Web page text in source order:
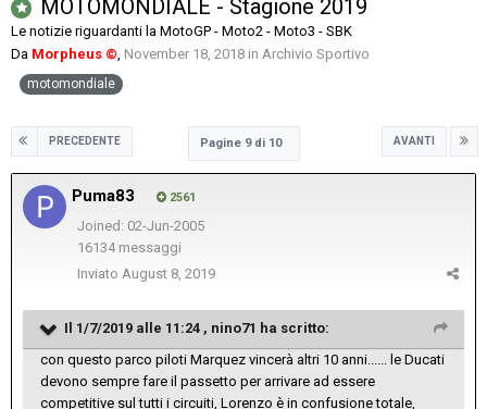
MOTOMONDIALE - Stagione 2019
Le notizie riguardanti la MotoGP - Moto2 - Moto3 - SBK
Da Morpheus ©, November 18, 2018 in Archivio Sportivo
motomondiale
PRECEDENTE AVANTI
Pagine 9 di 10
Puma83 2561
Joined: 02-Jun-2005
16134 messaggi
Inviato August 8, 2019
Il 1/7/2019 alle 11:24 , nino71 ha scritto:
con questo parco piloti Marquez vincerà altri 10 anni...... le Ducati
devono sempre fare il passetto per arrivare ad essere
competitive sul tutti i circuiti, Lorenzo è in confusione totale,